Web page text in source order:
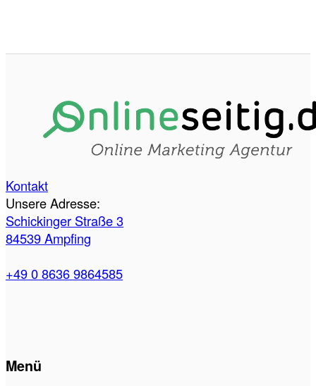
Kontakt
Unsere Adresse:
Schickinger Straße 3
84539 Ampfing
+49 0 8636 9864585
Menü